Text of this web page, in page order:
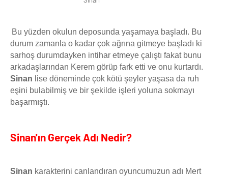
Bu yüzden okulun deposunda yaşamaya başladı. Bu
durum zamanla o kadar çok ağrına gitmeye başladı ki
sarhoş durumdayken intihar etmeye çalıştı fakat bunu
arkadaşlarından Kerem görüp fark etti ve onu kurtardı.
Sinan lise döneminde çok kötü şeyler yaşasa da ruh
eşini bulabilmiş ve bir şekilde işleri yoluna sokmayı
başarmıştı.
Sinan'ın Gerçek Adı Nedir?
Sinan karakterini canlandıran oyuncumuzun adı Mert